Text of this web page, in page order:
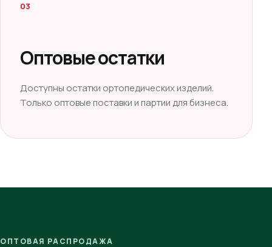
03
Оптовые остатки
Доступны остатки ортопедических изделий.
Только оптовые поставки и партии для бизнеса.
ОПТОВАЯ РАСПРОДАЖА